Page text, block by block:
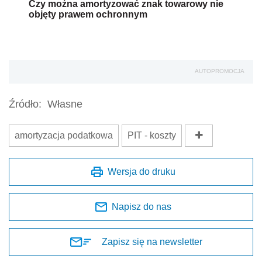
Czy można amortyzować znak towarowy nie
objęty prawem ochronnym
AUTOPROMOCJA
Źródło: Własne
amortyzacja podatkowa PIT - koszty
Wersja do druku
Napisz do nas
Zapisz się na newsletter